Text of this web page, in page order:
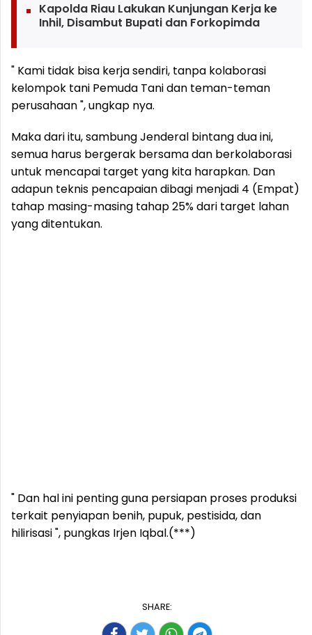
Kapolda Riau Lakukan Kunjungan Kerja ke
Inhil, Disambut Bupati dan Forkopimda
" Kami tidak bisa kerja sendiri, tanpa kolaborasi
kelompok tani Pemuda Tani dan teman-teman
perusahaan ", ungkap nya.
Maka dari itu, sambung Jenderal bintang dua ini,
semua harus bergerak bersama dan berkolaborasi
untuk mencapai target yang kita harapkan. Dan
adapun teknis pencapaian dibagi menjadi 4 (Empat)
tahap masing-masing tahap 25% dari target lahan
yang ditentukan.
" Dan hal ini penting guna persiapan proses produksi
terkait penyiapan benih, pupuk, pestisida, dan
hilirisasi ", pungkas Irjen Iqbal.(***)
SHARE: